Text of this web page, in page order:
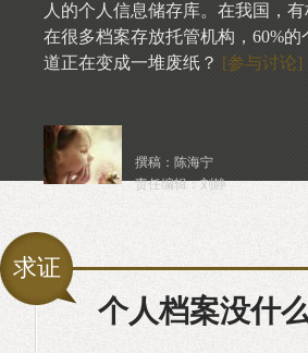
人的个人信息储存库。在我国，
在很多档案存放托管机构，60%
道正在变成一堆废纸？ [参与讨论]
撰稿：陈海宁
责任编辑：刘静
求证
个人档案没什